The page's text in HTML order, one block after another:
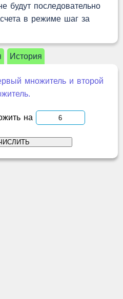
будут последовательно
в режиме шаг за
История
множитель и второй
на